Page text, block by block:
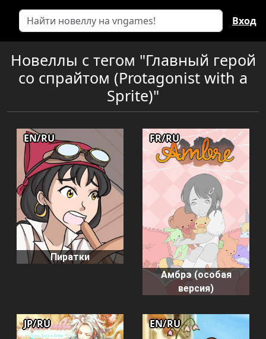
Вход
Новеллы с тегом "Главный герой
со спрайтом (Protagonist with a
Sprite)"
Пиратки
EN/RU
Амбрэ (особая
версия)
FR/RU
JP/RU EN/RU